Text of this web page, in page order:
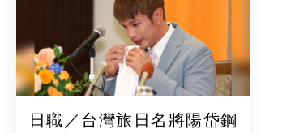
日職／台灣旅日名將陽岱鋼